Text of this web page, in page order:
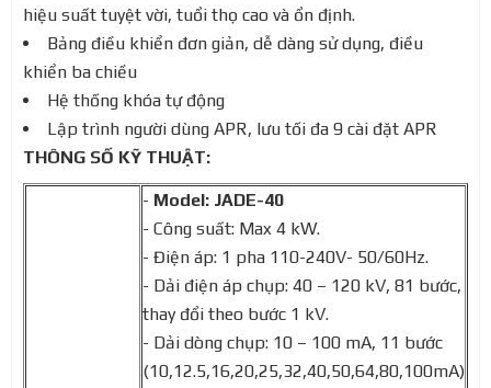
hiệu suất tuyệt vời, tuổi thọ cao và ổn định.
Bảng điều khiển đơn giản, dễ dàng sử dụng, điều
khiển ba chiều
Hệ thống khóa tự động
Lập trình người dùng APR, lưu tối đa 9 cài đặt APR
THÔNG SỐ KỸ THUẬT:
- Model: JADE-40
- Công suất: Max 4 kW.
- Điện áp: 1 pha 110-240V- 50/60Hz.
- Dải điện áp chụp: 40 – 120 kV, 81 bước,
thay đổi theo bước 1 kV.
- Dải dòng chụp: 10 – 100 mA, 11 bước
(10,12.5,16,20,25,32,40,50,64,80,100mA)